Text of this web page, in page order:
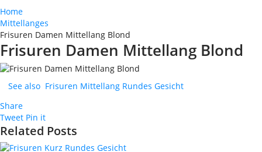
Home
Mittellanges
Frisuren Damen Mittellang Blond
Frisuren Damen Mittellang Blond
See also Frisuren Mittellang Rundes Gesicht
Share
Tweet Pin it
Related Posts